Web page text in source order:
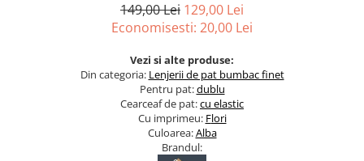
Tipul cearceafului de pat
149,00 Lei 129,00 Lei
Economisesti: 20,00 Lei
Vezi si alte produse:
Din categoria: Lenjerii de pat bumbac finet
Pentru pat:dublu
Cearceaf de pat:cu elastic
Cu imprimeu: Flori
Culoarea:Alba
Brandul: